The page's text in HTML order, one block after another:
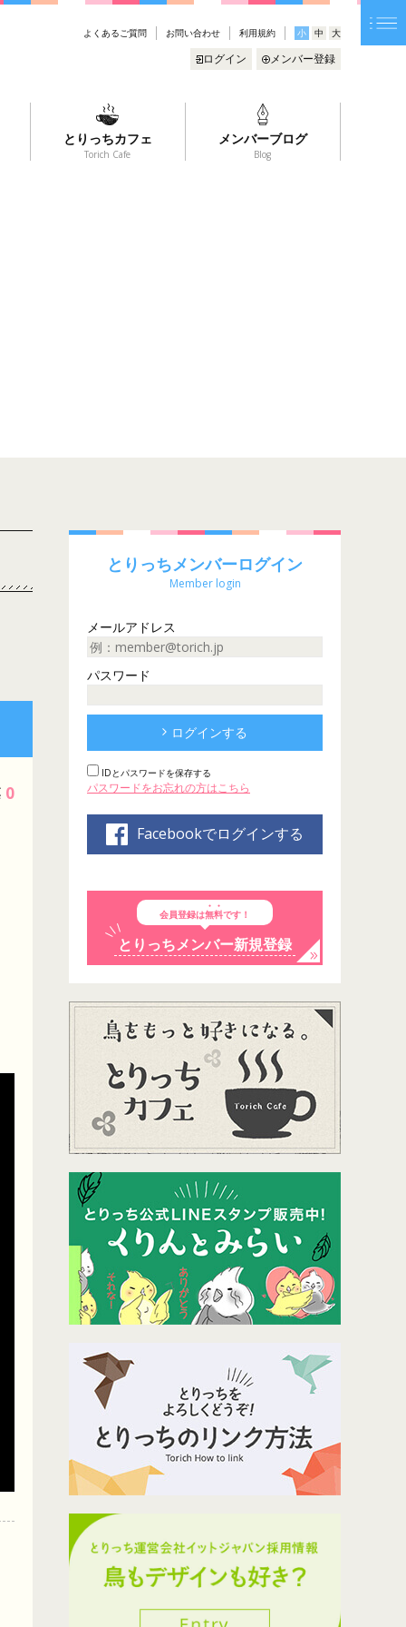
よくあるご質問 お問い合わせ 利用規約 小 中 大
ログイン メンバー登録
とりっちカフェ
Torich Cafe
メンバーブログ
Blog
0
とりっちメンバーログイン
Member login
メールアドレス
パスワード
ログインする
IDとパスワードを保存する
パスワードをお忘れの方はこちら
Facebookでログインする
会員登録は無料です！
とりっちメンバー新規登録